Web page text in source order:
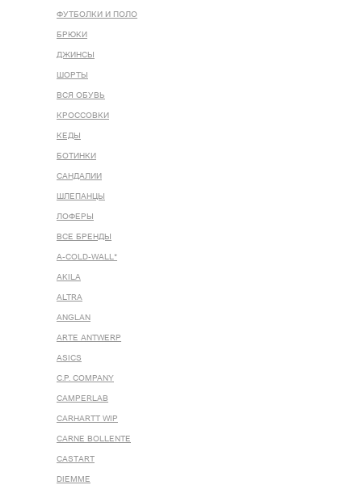
ФУТБОЛКИ И ПОЛО
БРЮКИ
ДЖИНСЫ
ШОРТЫ
ВСЯ ОБУВЬ
КРОССОВКИ
КЕДЫ
БОТИНКИ
САНДАЛИИ
ШЛЕПАНЦЫ
ЛОФЕРЫ
ВСЕ БРЕНДЫ
A-COLD-WALL*
AKILA
ALTRA
ANGLAN
ARTE ANTWERP
ASICS
C.P. COMPANY
CAMPERLAB
CARHARTT WIP
CARNE BOLLENTE
CASTART
DIEMME